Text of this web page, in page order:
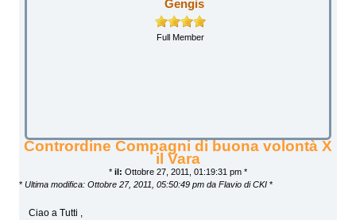
Gengis
Full Member
Contrordine Compagni di buona volontà X
il Vara
* il: Ottobre 27, 2011, 01:19:31 pm *
* Ultima modifica: Ottobre 27, 2011, 05:50:49 pm da Flavio di CKI *
Ciao a Tutti ,